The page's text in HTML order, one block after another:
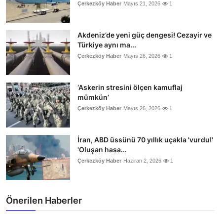
Çerkezköy Haber Mayıs 21, 2026 1
Akdeniz’de yeni güç dengesi! Cezayir ve
Türkiye aynı ma...
Çerkezköy Haber Mayıs 26, 2026 1
‘Askerin stresini ölçen kamuflaj
mümkün’
Çerkezköy Haber Mayıs 26, 2026 1
İran, ABD üssünü 70 yıllık uçakla 'vurdu!'
'Oluşan hasa...
Çerkezköy Haber Haziran 2, 2026 1
Önerilen Haberler